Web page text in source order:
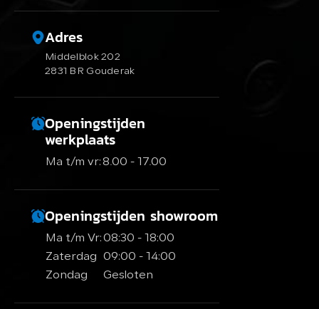
Adres
Middelblok 202
2831 BR Gouderak
Openingstijden
werkplaats
Ma t/m vr:8.00 - 17.00
Openingstijden showroom
Ma t/m Vr:08:30 - 18:00
Zaterdag
09:00 - 14:00
Zondag
Gesloten